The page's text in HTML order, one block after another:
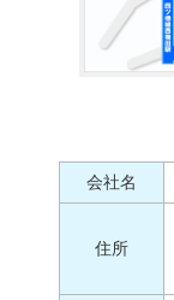
会社名
住所